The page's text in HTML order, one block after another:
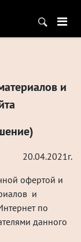
и
20.04.2021г.
офертой и
и
по
данного